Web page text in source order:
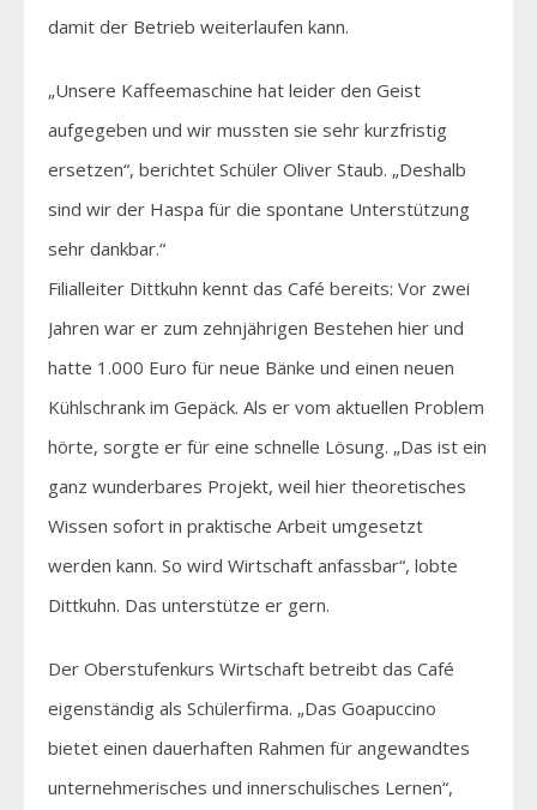
damit der Betrieb weiterlaufen kann.
„Unsere Kaffeemaschine hat leider den Geist
aufgegeben und wir mussten sie sehr kurzfristig
ersetzen“, berichtet Schüler Oliver Staub. „Deshalb
sind wir der Haspa für die spontane Unterstützung
sehr dankbar.“
Filialleiter Dittkuhn kennt das Café bereits: Vor zwei
Jahren war er zum zehnjährigen Bestehen hier und
hatte 1.000 Euro für neue Bänke und einen neuen
Kühlschrank im Gepäck. Als er vom aktuellen Problem
hörte, sorgte er für eine schnelle Lösung. „Das ist ein
ganz wunderbares Projekt, weil hier theoretisches
Wissen sofort in praktische Arbeit umgesetzt
werden kann. So wird Wirtschaft anfassbar“, lobte
Dittkuhn. Das unterstütze er gern.
Der Oberstufenkurs Wirtschaft betreibt das Café
eigenständig als Schülerfirma. „Das Goapuccino
bietet einen dauerhaften Rahmen für angewandtes
unternehmerisches und innerschulisches Lernen“,